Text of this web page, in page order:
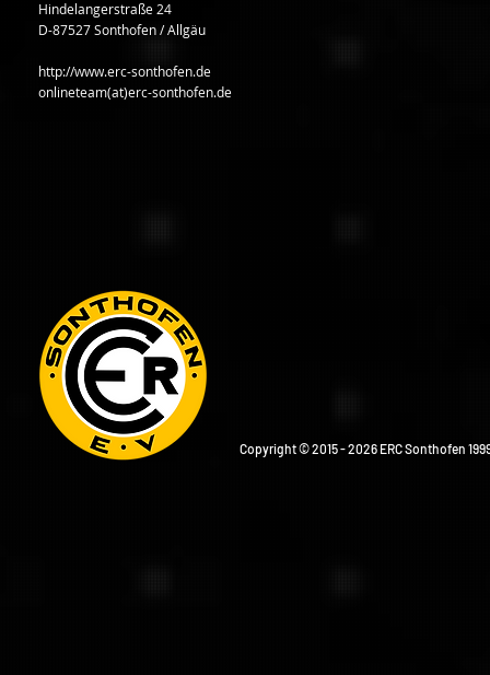
Hindelangerstraße 24
D-87527 Sonthofen / Allgäu
http://www.erc-sonthofen.de
onlineteam(at)erc-sonthofen.de
Copyright © 2015 - 2026 ERC Sonthofen